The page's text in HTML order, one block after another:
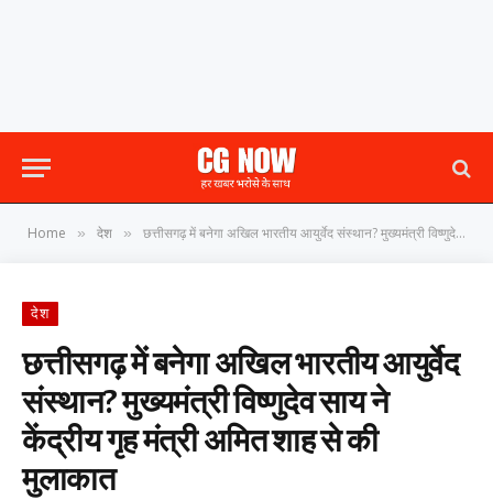
Home » देश » छत्तीसगढ़ में बनेगा अखिल भारतीय आयुर्वेद संस्थान? मुख्यमंत्री विष्णुदेव साय ने केंद्रीय गृह मंत्री अमित शाह से की मुलाकात
देश
छत्तीसगढ़ में बनेगा अखिल भारतीय आयुर्वेद
संस्थान? मुख्यमंत्री विष्णुदेव साय ने
केंद्रीय गृह मंत्री अमित शाह से की
मुलाकात